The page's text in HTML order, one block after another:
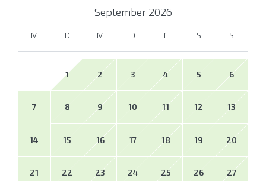
September 2026
M D M D F S S
1 2 3 4 5 6
7 8 9 10 11 12 13
14 15 16 17 18 19 20
21 22 23 24 25 26 27